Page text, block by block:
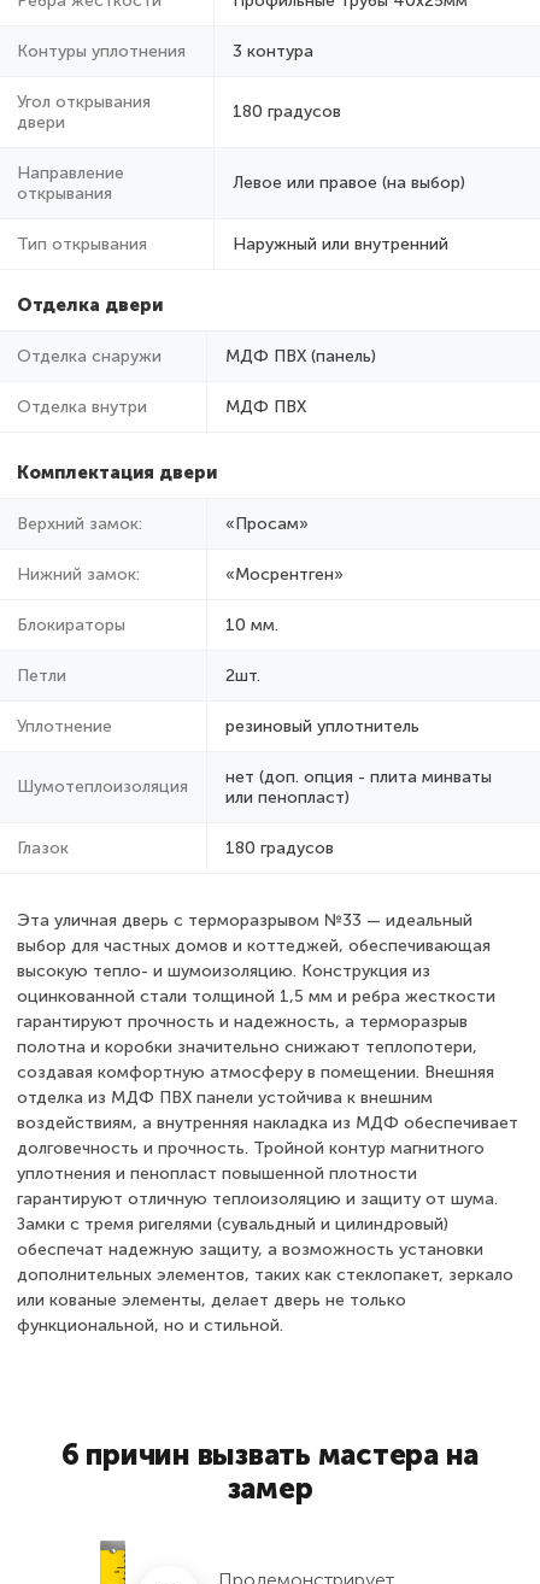
Контуры уплотнения 3 контура
Угол открывания
двери
180 градусов
Направление
открывания
Левое или правое (на выбор)
Тип открывания Наружный или внутренний
Отделка двери
Отделка снаружи МДФ ПВХ (панель)
Отделка внутри МДФ ПВХ
Комплектация двери
Верхний замок: «Просам»
Нижний замок: «Мосрентген»
Блокираторы 10 мм.
Петли 2шт.
Уплотнение резиновый уплотнитель
Шумотеплоизоляция
нет (доп. опция - плита минваты
или пенопласт)
Глазок 180 градусов
Эта уличная дверь с терморазрывом №33 — идеальный
выбор для частных домов и коттеджей, обеспечивающая
высокую тепло- и шумоизоляцию. Конструкция из
оцинкованной стали толщиной 1,5 мм и ребра жесткости
гарантируют прочность и надежность, а терморазрыв
полотна и коробки значительно снижают теплопотери,
создавая комфортную атмосферу в помещении. Внешняя
отделка из МДФ ПВХ панели устойчива к внешним
воздействиям, а внутренняя накладка из МДФ обеспечивает
долговечность и прочность. Тройной контур магнитного
уплотнения и пенопласт повышенной плотности
гарантируют отличную теплоизоляцию и защиту от шума.
Замки с тремя ригелями (сувальдный и цилиндровый)
обеспечат надежную защиту, а возможность установки
дополнительных элементов, таких как стеклопакет, зеркало
или кованые элементы, делает дверь не только
функциональной, но и стильной.
6 причин вызвать мастера на
замер